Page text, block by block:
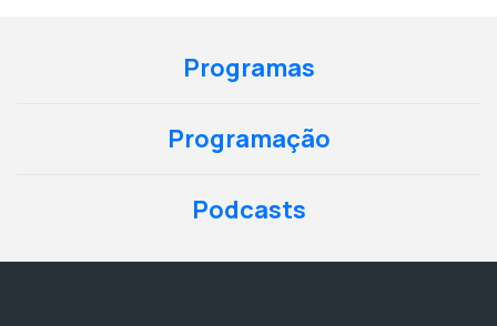
Programas
Programação
Podcasts